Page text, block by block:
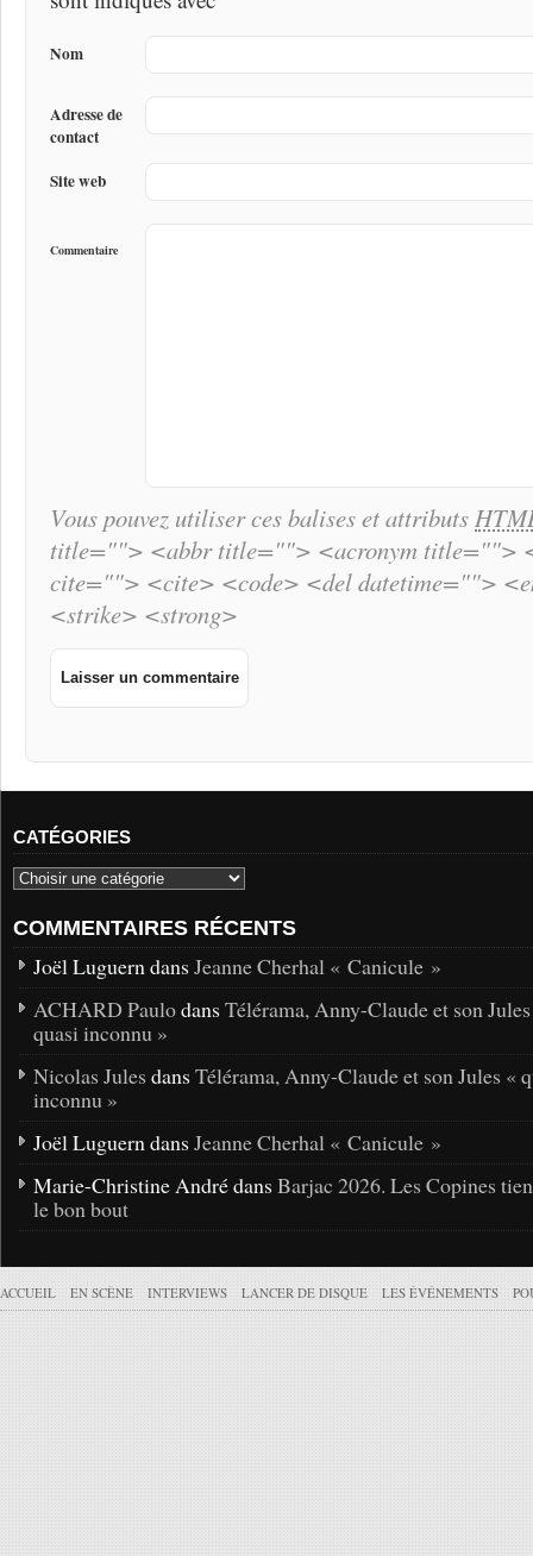
Nom
Adresse de
contact
Site web
Commentaire
Vous pouvez utiliser ces balises et attributs
title=""> <abbr title=""> <acronym title="">
cite=""> <cite> <code> <del datetime="">
<strike> <strong>
CATÉGORIES
COMMENTAIRES RÉCENTS
Joël Luguern dans Jeanne Cherhal « Canicule »
ACHARD Paulodans Télérama, Anny-Claude et son
quasi inconnu »
Nicolas Jules dans Télérama, Anny-Claude et son Jules «
inconnu »
Joël Luguern dans Jeanne Cherhal « Canicule »
Marie-Christine André dans Barjac 2026. Les Copines
le bon bout
ACCUEIL EN SCÈNE INTERVIEWS LANCER DE DISQUE LES ÉVÉNEMENTS